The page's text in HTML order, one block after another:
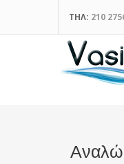
ΤΗΛ: 210